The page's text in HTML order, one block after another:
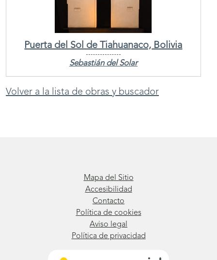
Puerta del Sol de Tiahuanaco, Bolivia
Sebastián del Solar
Volver a la lista de obras y buscador
Mapa del Sitio
Accesibilidad
Contacto
Política de cookies
Aviso legal
Política de privacidad